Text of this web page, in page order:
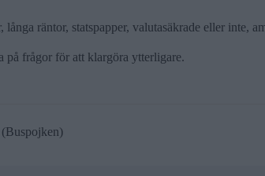
långa räntor, statspapper, valutasäkrade eller inte,
på frågor för att klargöra ytterligare.
(Buspojken)